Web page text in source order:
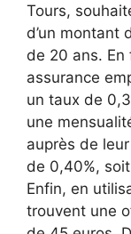
Tours,
d’un montant
de 20 ans.
assurance
un taux de
une
auprès de
de 0,40%,
Enfin, en
trouvent une